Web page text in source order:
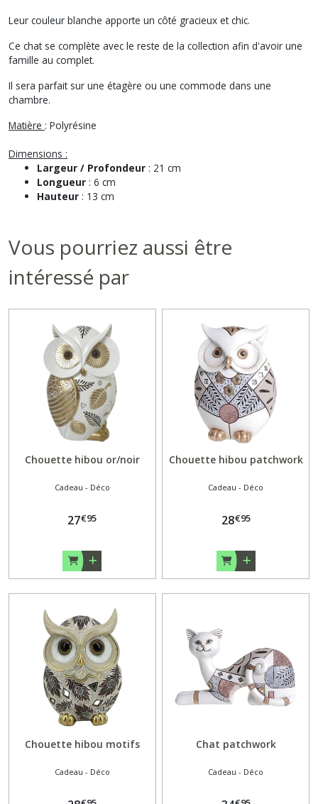
Leur couleur blanche apporte un côté gracieux et chic.
Ce chat se complète avec le reste de la collection afin d'avoir une
famille au complet.
Il sera parfait sur une étagère ou une commode dans une
chambre.
Matière : Polyrésine
Dimensions :
Largeur / Profondeur : 21 cm
Longueur : 6 cm
Hauteur : 13 cm
Vous pourriez aussi être
intéressé par
Chouette hibou or/noir
Cadeau - Déco
27€95
Chouette hibou patchwork
Cadeau - Déco
28€95
Chouette hibou motifs
Cadeau - Déco
Chat patchwork
Cadeau - Déco